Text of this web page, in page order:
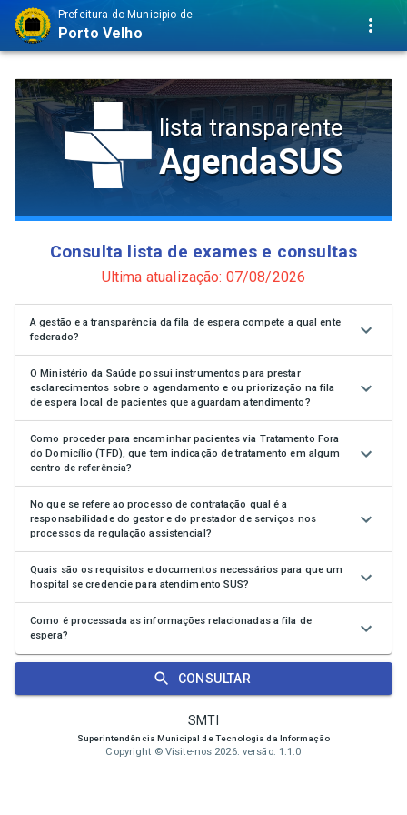
Prefeitura do Municipio de
Porto Velho
lista transparente
AgendaSUS
Consulta lista de exames e consultas
Ultima atualização: 07/08/2026
A gestão e a transparência da fila de espera compete a qual ente
federado?
O Ministério da Saúde possui instrumentos para prestar
esclarecimentos sobre o agendamento e ou priorização na fila
de espera local de pacientes que aguardam atendimento?
Como proceder para encaminhar pacientes via Tratamento Fora
do Domicílio (TFD), que tem indicação de tratamento em algum
centro de referência?
No que se refere ao processo de contratação qual é a
responsabilidade do gestor e do prestador de serviços nos
processos da regulação assistencial?
Quais são os requisitos e documentos necessários para que um
hospital se credencie para atendimento SUS?
Como é processada as informações relacionadas a fila de
espera?
CONSULTAR
SMTI
Superintendência Municipal de Tecnologia da Informação
Copyright © Visite-nos 2026. versão: 1.1.0